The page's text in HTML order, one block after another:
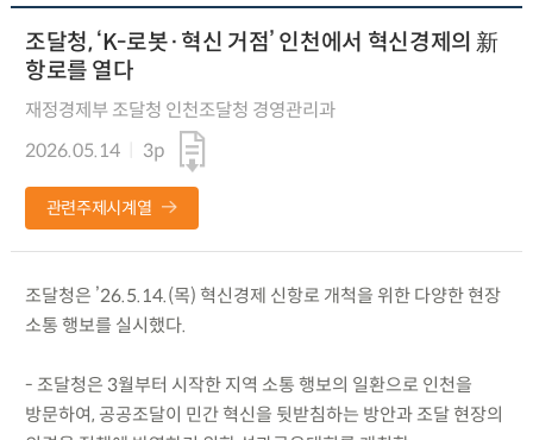
조달청, ‘K-로봇·혁신 거점’ 인천에서 혁신경제의 新
항로를 열다
재정경제부 조달청 인천조달청 경영관리과
2026.05.14
3p
관련주제시계열
조달청은 ’26.5.14.(목) 혁신경제 신항로 개척을 위한 다양한 현장
소통 행보를 실시했다.
- 조달청은 3월부터 시작한 지역 소통 행보의 일환으로 인천을
방문하여, 공공조달이 민간 혁신을 뒷받침하는 방안과 조달 현장의